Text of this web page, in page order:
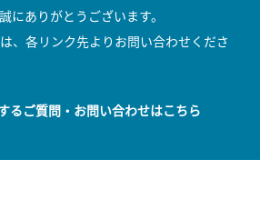
にありがとうございます。
、各リンク先よりお問い合わせくださ
るご質問・お問い合わせはこちら